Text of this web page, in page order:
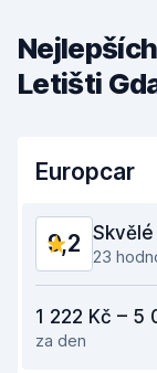
Letišti
Europcar
9,2 Skvělé
23
Snadno
1 222 Kč – 5
za den